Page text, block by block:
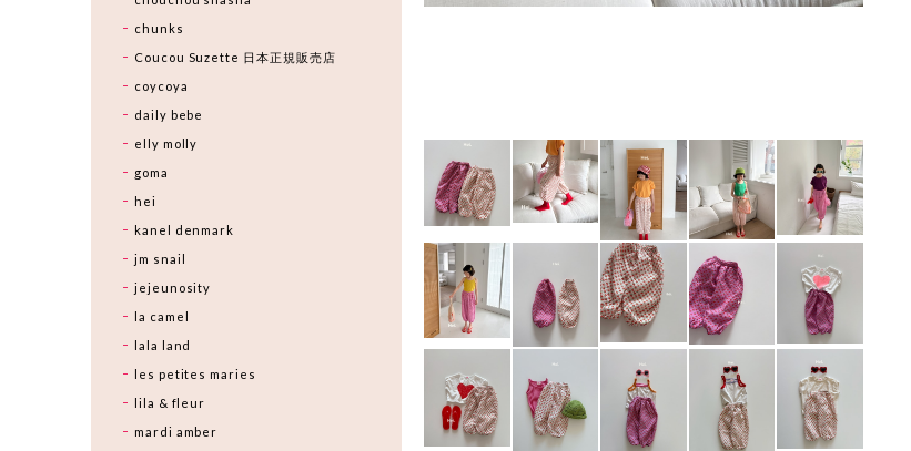
chunks
Coucou Suzette 日本正規販売店
coycoya
daily bebe
elly molly
goma
hei
kanel denmark
jm snail
jejeunosity
la camel
lala land
les petites maries
lila & fleur
mardi amber